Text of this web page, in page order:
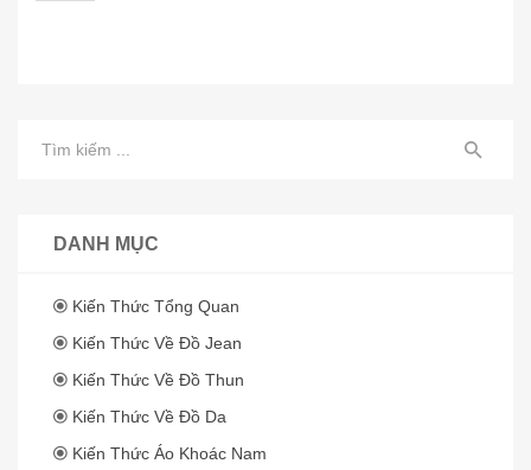
DANH MỤC
Kiến Thức Tổng Quan
Kiến Thức Về Đồ Jean
Kiến Thức Về Đồ Thun
Kiến Thức Về Đồ Da
Kiến Thức Áo Khoác Nam